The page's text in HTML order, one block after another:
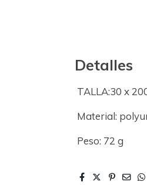
Detalles
TALLA:30 x
Material:
Peso: 72 g